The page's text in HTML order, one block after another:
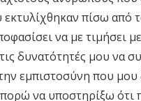
πίσω από
να με τιμήσει
δυνατότητές μου να
εμπιστοσύνη που μου
να υποστηρίξω ότι